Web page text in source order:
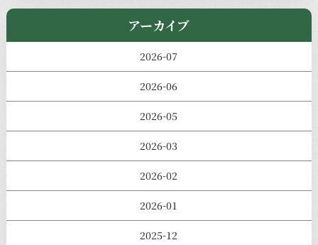
アーカイブ
2026-07
2026-06
2026-05
2026-03
2026-02
2026-01
2025-12